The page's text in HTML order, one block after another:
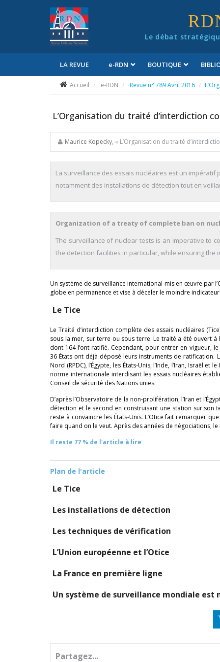
Le débat
LA REVUE e-RDN BOUTIQUE
Accueil e-RDN Revue n° 789 Avril 2016
L’Organisation du traité d’interdiction
Maurice Kopecky, « L’Organisation du traité
La surveillance des essais nucléaires est un impératif
notamment des installations de détection tout en
Organization of a treaty of complete ban on
The surveillance of nuclear tests is an imperative to
the detection facilities in particular, while ensuring
Un système de surveillance international mis en œuvre par
globe en permanence et vise à déceler le moindre
Le Tice
Le Traité d’interdiction complète des essais nucléaires
sous la mer, sur terre ou sous terre. Le traité a été ouvert
dont 164 l’ont ratifié. Cependant, pour entrer en vigueur,
36 États ont déjà déposé leurs instruments de ratification.
Nord (RPDC), l’Égypte, les États-Unis, l’Inde, l’Iran, Israël
norme internationale interdisant les essais nucléaires
Conseil de sécurité des Nations unies.
D’après l’Observatoire de la non-prolifération, l’Iran et
détection et le second en construisant une station sur
reste à convaincre les États-Unis. L’Otice fait remarquer
faire quand on le veut. Après des années de négociations,
Il reste 77 % de l'article à lire
Plan de l'article
Le Tice
Les installations de détection
Les techniques de vérification
L’Union européenne et l’Otice
La France en première ligne
Un système de surveillance mondiale est
Partagez...